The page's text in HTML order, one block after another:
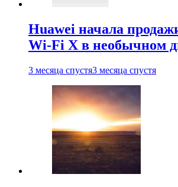
Huawei начала
Wi-Fi X в необычном
3 месяца спустя3 месяца спустя